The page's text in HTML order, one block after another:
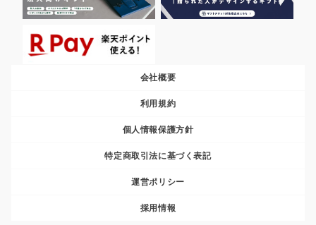
会社概要
利用規約
個人情報保護方針
特定商取引法に基づく表記
運営ポリシー
採用情報